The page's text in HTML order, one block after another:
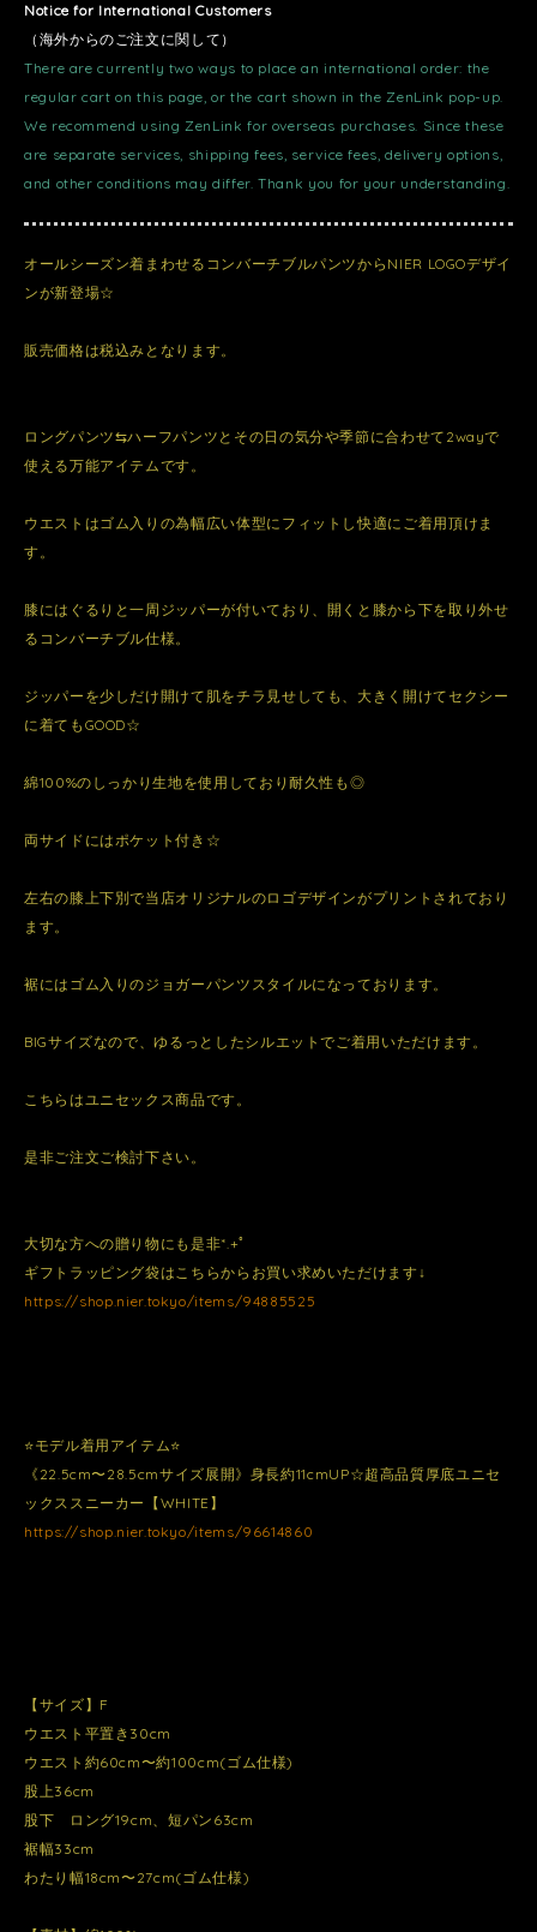
Notice for International Customers
（海外からのご注文に関して）
There are currently two ways to place an international order: the
regular cart on this page, or the cart shown in the ZenLink pop-up.
We recommend using ZenLink for overseas purchases. Since these
are separate services, shipping fees, service fees, delivery options,
and other conditions may differ. Thank you for your understanding.
オールシーズン着まわせるコンバーチブルパンツからNIER LOGOデザイ
ンが新登場☆
販売価格は税込みとなります。
ロングパンツ⇆ハーフパンツとその日の気分や季節に合わせて2wayで
使える万能アイテムです。
ウエストはゴム入りの為幅広い体型にフィットし快適にご着用頂けま
す。
膝にはぐるりと一周ジッパーが付いており、開くと膝から下を取り外せ
るコンバーチブル仕様。
ジッパーを少しだけ開けて肌をチラ見せしても、大きく開けてセクシー
に着てもGOOD☆
綿100%のしっかり生地を使用しており耐久性も◎
両サイドにはポケット付き☆
左右の膝上下別で当店オリジナルのロゴデザインがプリントされており
ます。
裾にはゴム入りのジョガーパンツスタイルになっております。
BIGサイズなので、ゆるっとしたシルエットでご着用いただけます。
こちらはユニセックス商品です。
是非ご注文ご検討下さい。
大切な方への贈り物にも是非*.+ﾟ
ギフトラッピング袋はこちらからお買い求めいただけます↓
https://shop.nier.tokyo/items/94885525
⭐️モデル着用アイテム⭐️
《22.5cm〜28.5cmサイズ展開》身長約11cmUP☆超高品質厚底ユニセ
ックススニーカー【WHITE】
https://shop.nier.tokyo/items/96614860
【サイズ】F
ウエスト平置き30cm
ウエスト約60cm〜約100cm(ゴム仕様)
股上36cm
股下 ロング19cm、短パン63cm
裾幅33cm
わたり幅18cm〜27cm(ゴム仕様)